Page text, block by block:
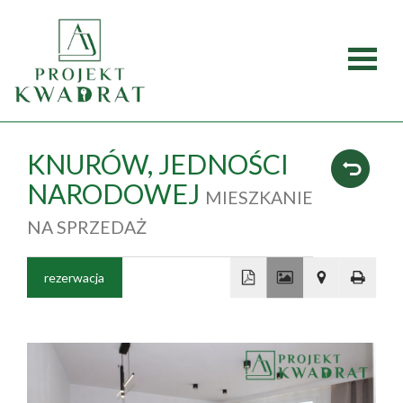
główna
Oferty
Dzialki
Obiekty
KNURÓW, JEDNOŚCI
NARODOWEJ MIESZKANIE
NA SPRZEDAŻ
rezerwacja
−